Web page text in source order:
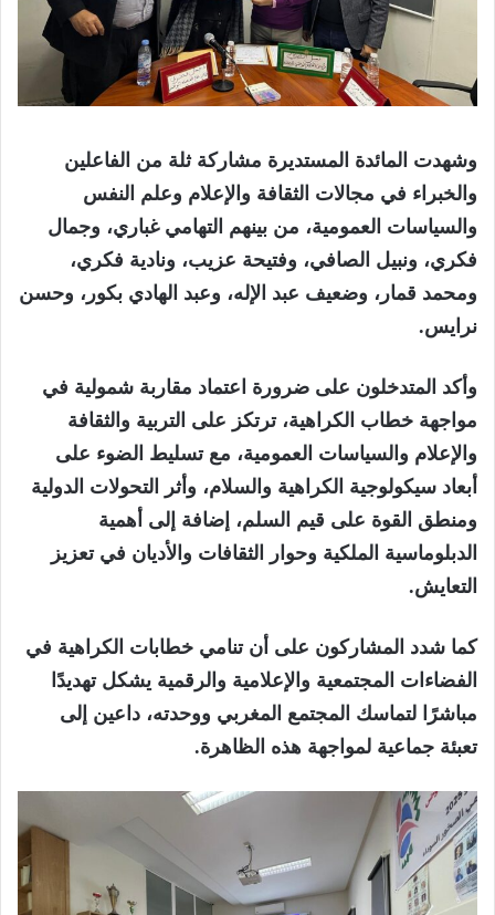
وشهدت المائدة المستديرة مشاركة ثلة من الفاعلين
والخبراء في مجالات الثقافة والإعلام وعلم النفس
والسياسات العمومية، من بينهم التهامي غباري، وجمال
فكري، ونبيل الصافي، وفتيحة عزيب، ونادية فكري،
ومحمد قمار، وضعيف عبد الإله، وعبد الهادي بكور، وحسن
نرايس.
وأكد المتدخلون على ضرورة اعتماد مقاربة شمولية في
مواجهة خطاب الكراهية، ترتكز على التربية والثقافة
والإعلام والسياسات العمومية، مع تسليط الضوء على
أبعاد سيكولوجية الكراهية والسلام، وأثر التحولات الدولية
ومنطق القوة على قيم السلم، إضافة إلى أهمية
الدبلوماسية الملكية وحوار الثقافات والأديان في تعزيز
التعايش.
كما شدد المشاركون على أن تنامي خطابات الكراهية في
الفضاءات المجتمعية والإعلامية والرقمية يشكل تهديدًا
مباشرًا لتماسك المجتمع المغربي ووحدته، داعين إلى
تعبئة جماعية لمواجهة هذه الظاهرة.